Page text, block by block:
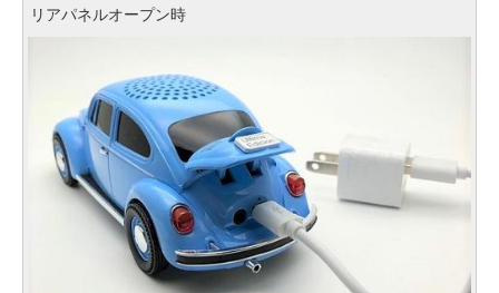
リアパネルオープン時